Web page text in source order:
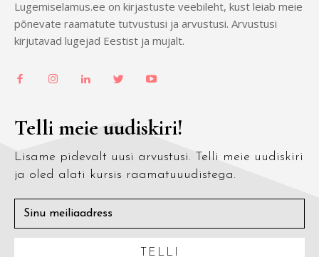
Lugemiselamus.ee on kirjastuste veebileht, kust leiab meie
põnevate raamatute tutvustusi ja arvustusi. Arvustusi
kirjutavad lugejad Eestist ja mujalt.
Telli meie uudiskiri!
Lisame pidevalt uusi arvustusi. Telli meie uudiskiri
ja oled alati kursis raamatuuudistega.
TELLI